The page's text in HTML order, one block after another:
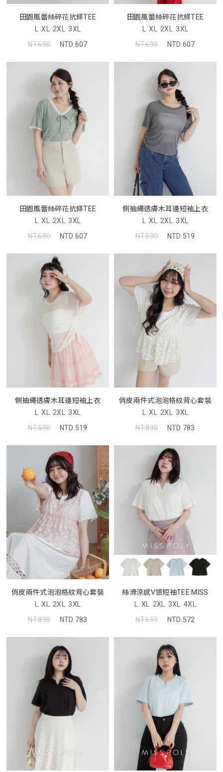
田園風蕾絲碎花抗條TEE
L XL 2XL 3XL
NT.690
NTD.607
田園風蕾絲碎花抗條TEE
L XL 2XL 3XL
NT.690
NTD.607
田園風蕾絲碎花抗條TEE
L XL 2XL 3XL
NT.690
NTD.607
側抽繩透膚木耳邊短袖上衣
L XL 2XL 3XL
NT.590
NTD.519
側抽繩透膚木耳邊短袖上衣
L XL 2XL 3XL
NT.590
NTD.519
俏皮兩件式泡泡格紋背心套裝
L XL 2XL 3XL
NT.890
NTD.783
俏皮兩件式泡泡格紋背心套裝
L XL 2XL 3XL
NT.890
NTD.783
絲滑涼感V領短袖TEE MISS
L XL 2XL 3XL 4XL
NT.650
NTD.572